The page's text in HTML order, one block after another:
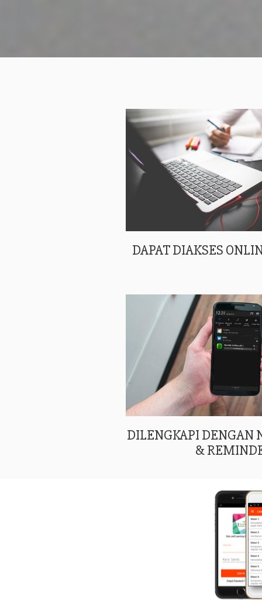
DAPAT DIAKSES
DILENGKAPI DENGAN
&